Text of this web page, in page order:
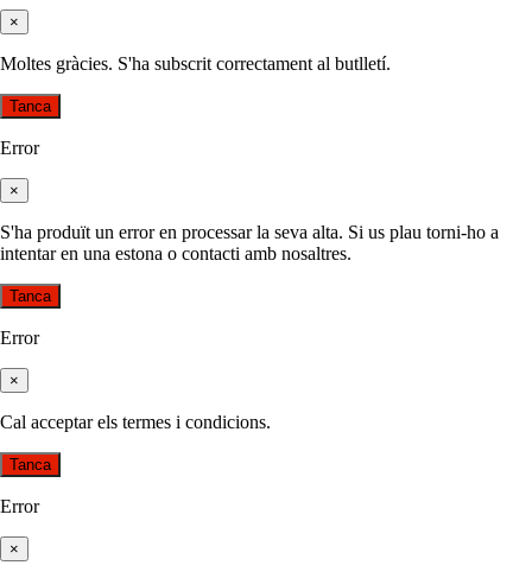
×
Moltes gràcies. S'ha subscrit correctament al butlletí.
Tanca
Error
×
S'ha produït un error en processar la seva alta. Si us plau torni-ho a
intentar en una estona o contacti amb nosaltres.
Tanca
Error
×
Cal acceptar els termes i condicions.
Tanca
Error
×